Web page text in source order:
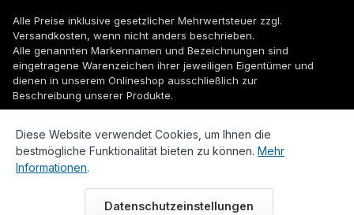
Alle Preise inklusive gesetzlicher Mehrwertsteuer zzgl.
Versandkosten, wenn nicht anders beschrieben.
Alle genannten Markennamen und Bezeichnungen sind
eingetragene Warenzeichen ihrer jeweiligen Eigentümer und
dienen in unserem Onlineshop ausschließlich zur
Beschreibung unserer Produkte.
© 2026 WUH24.de - Weigel und Unger Heizungs- und
Sanitärtechnik GmbH
Diese Website verwendet Cookies, um Ihnen die
bestmögliche Funktionalität bieten zu können. Mehr
Informationen.
Datenschutzeinstellungen